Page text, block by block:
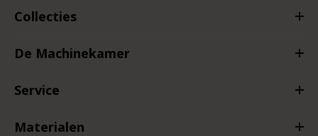
Collecties
De Machinekamer
Service
Materialen